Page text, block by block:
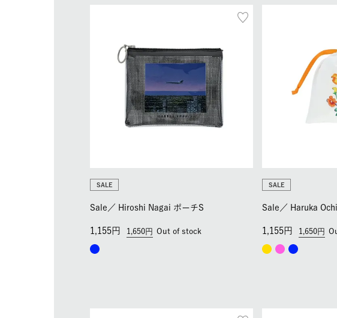
SALE
Sale／ Hiroshi Nagai ポーチS
1,650
1,155 Out of stock
SALE
Sale／ Haruka
1,650
1,155